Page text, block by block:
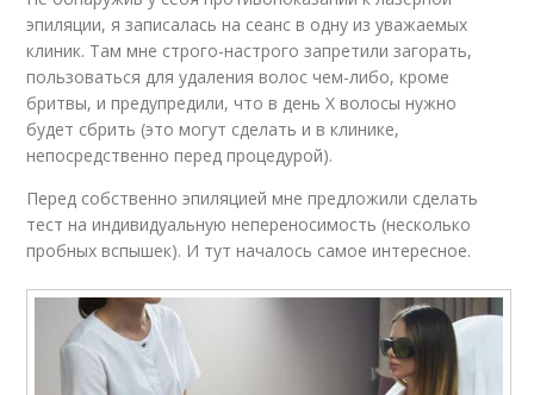
эпиляции, я записалась на сеанс в одну из уважаемых
клиник. Там мне строго-настрого запретили загорать,
пользоваться для удаления волос чем-либо, кроме
бритвы, и предупредили, что в день Х волосы нужно
будет сбрить (это могут сделать и в клинике,
непосредственно перед процедурой).
Перед собственно эпиляцией мне предложили сделать
тест на индивидуальную непереносимость (несколько
пробных вспышек). И тут началось самое интересное.